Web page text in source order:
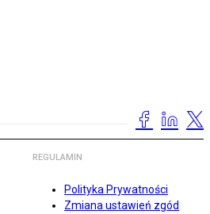
REGULAMIN
Polityka Prywatności
Zmiana ustawień zgód